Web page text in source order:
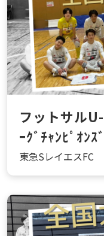
フットサル
ｰｸﾞﾁｬﾝﾋﾟｵﾝｽ
東急SレイエスFC